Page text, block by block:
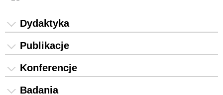
Dydaktyka
Publikacje
Konferencje
Badania